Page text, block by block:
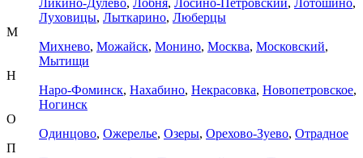
Луховицы, Лыткарино, Люберцы
М
Михнево, Можайск, Монино, Москва, Московский,
Мытищи
Н
Наро-Фоминск, Нахабино, Некрасовка, Новопетровское,
Ногинск
О
Одинцово, Ожерелье, Озеры, Орехово-Зуево, Отрадное
П